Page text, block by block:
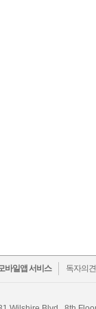
바일앱 서비스 독자의견